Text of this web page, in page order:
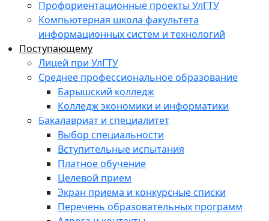
Профориентационные проекты УлГТУ
Компьютерная школа факультета
информационных систем и технологий
Поступающему
Лицей при УлГТУ
Среднее профессиональное образование
Барышский колледж
Колледж экономики и информатики
Бакалавриат и специалитет
Выбор специальности
Вступительные испытания
Платное обучение
Целевой прием
Экран приема и конкурсные списки
Перечень образовательных программ